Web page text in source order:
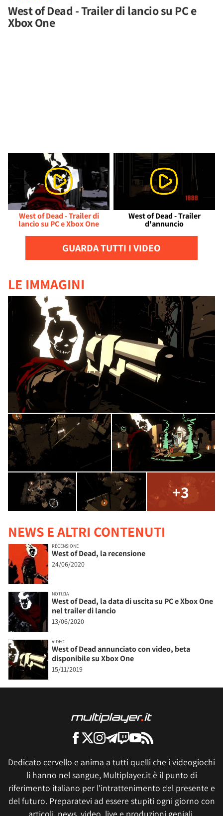
West of Dead - Trailer di lancio su PC e
Xbox One
West of Dead - Trailer di
lancio su PC e Xbox One
West of Dead - Trailer
d'annuncio
GUARDA TUTTI I VIDEO
LE IMMAGINI
+3
NEWS E ALTRI CONTENUTI
RECENSIONE
West of Dead, la recensione
24/06/2020
NOTIZIA
West of Dead, la data di uscita su PC e Xbox One
nel trailer di lancio
13/06/2020
VIDEO
West of Dead annunciato con video, beta
disponibile su Xbox One
15/11/2019
Dedicato cervello e anima a tutti quelli che i videogiochi
li hanno nel sangue, Multiplayer.it è il punto di
riferimento italiano per l'intrattenimento del presente e
del futuro. Preparatevi ad essere stupiti ogni giorno con